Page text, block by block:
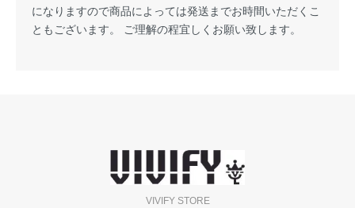
になりますので商品によっては発送までお時間いただくこ
ともございます。 ご理解の程宜しくお願い致します。
VIVIFY STORE